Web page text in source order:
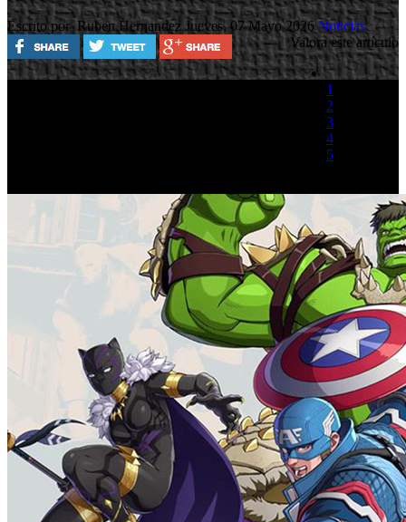
Escrito por Ruben Hernandez Jueves, 07 Mayo 2026Noticias
Valora este artículo
1
2
3
4
5